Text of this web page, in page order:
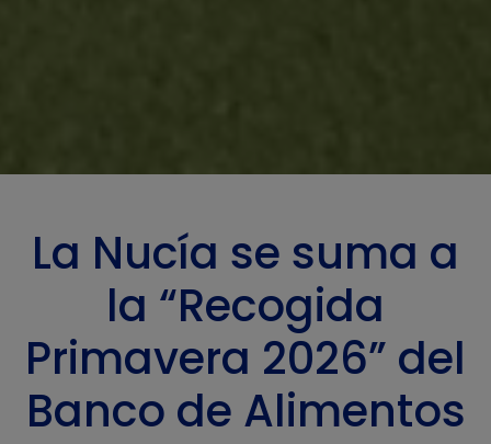
La Nucía se suma a
la “Recogida
Primavera 2026” del
Banco de Alimentos